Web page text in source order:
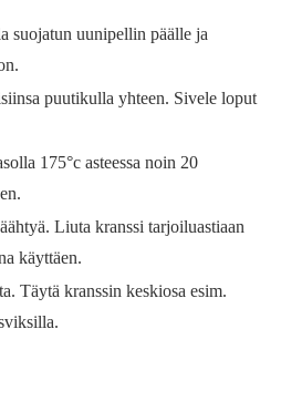
suojatun uunipellin päälle ja
puutikulla yhteen. Sivele loput
175°c asteessa noin 20
Liuta kranssi tarjoiluastiaan
käyttäen.
Täytä kranssin keskiosa esim.